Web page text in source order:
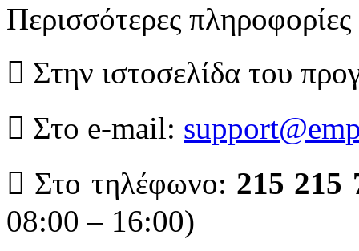
Περισσότερες πληροφορίες
 Στην ιστοσελίδα του
 Στο e-mail:
 Στο τηλέφωνο: 215 215
08:00 – 16:00)